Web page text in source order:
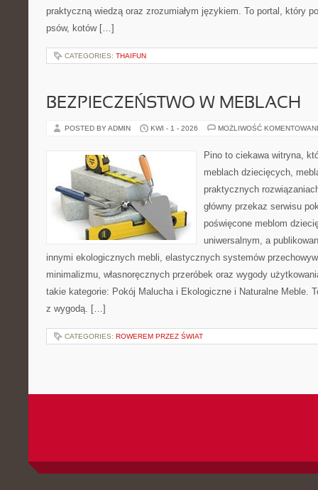
praktyczną wiedzą oraz zrozumiałym językiem. To portal, który
psów, kotów […]
CATEGORIES: THAIFUN
BEZPIECZEŃSTWO W MEBLACH
POSTED BY ADMIN KWI - 1 - 2026 MOŻLIWOŚĆ
Pino to ciekawa witryna,
meblach dziecięcych,
praktycznych
główny przekaz serwisu
poświęcone meblom
uniwersalnym, a
innymi ekologicznych mebli, elastycznych systemów
minimalizmu, własnoręcznych przeróbek oraz wygody
takie kategorie: Pokój Malucha i Ekologiczne i Naturalne Meble.
z wygodą. […]
CATEGORIES: ROWEREM PRZEZ ŚWIAT